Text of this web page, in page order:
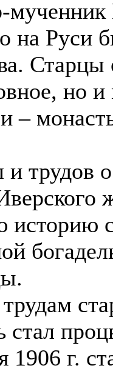
на Руси
Старцы
но
–
трудов
историю
1906 г.